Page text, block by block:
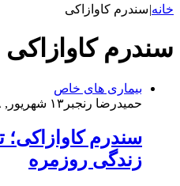
خانه|سندرم کاوازاکی
سندرم کاوازاکی
بیماری های خاص
حمیدرضا رنجبر ۱۳ شهریور, ۱۳۹۸
سندرم
زندگی روزمره